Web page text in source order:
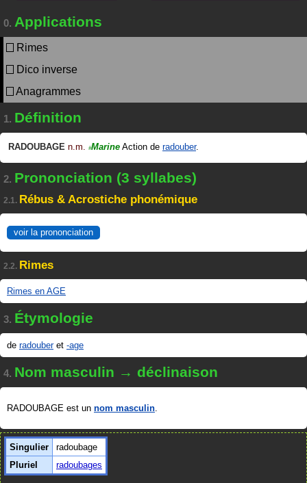
0. Applications
Rimes
Dico inverse
Anagrammes
1. Définition
RADOUBAGE n.m. #Marine Action de radouber.
2. Prononciation (3 syllabes)
2.1. Rébus & Acrostiche phonémique
voir la prononciation
2.2. Rimes
Rimes en AGE
3. Étymologie
de radouberet -age
4. Nom masculin → déclinaison
RADOUBAGE est un nom masculin.
Singulier
radoubage
Pluriel
radoubages